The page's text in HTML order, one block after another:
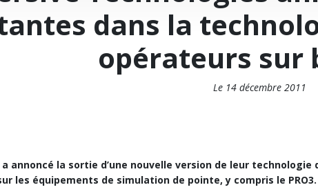
dans la
opérateurs sur
Le 14 décembre 2011
annoncé la sortie d’une nouvelle version de leur
les équipements de simulation de pointe, y compris le PRO3.